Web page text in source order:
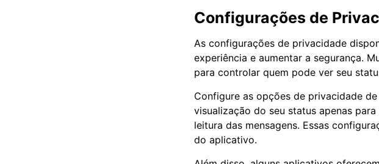
Configurações de
As configurações de privacidade
experiência e aumentar a segurança.
para controlar quem pode ver seu
Configure as opções de privacidade
visualização do seu status apenas
leitura das mensagens. Essas
do aplicativo.